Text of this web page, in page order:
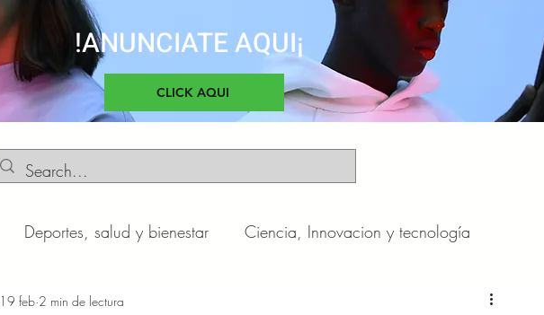
!ANUNCIATE AQUI¡
CLICK AQUI
Deportes, salud y bienestar Ciencia, Innovacion y tecnología
Negocios y Emprendimientos Cultura, sociedad y entretenimiento
19 feb 2 min de lectura